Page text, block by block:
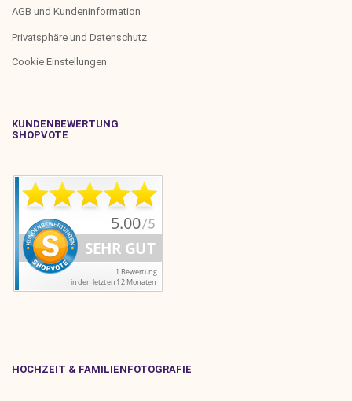
AGB und Kundeninformation
Privatsphäre und Datenschutz
Cookie Einstellungen
KUNDENBEWERTUNG
SHOPVOTE
HOCHZEIT & FAMILIENFOTOGRAFIE